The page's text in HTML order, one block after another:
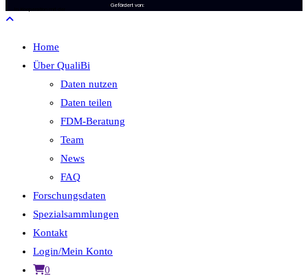
Gefördert von:
Home
Über QualiBi
Daten nutzen
Daten teilen
FDM-Beratung
Team
News
FAQ
Forschungsdaten
Spezialsammlungen
Kontakt
Login/Mein Konto
0